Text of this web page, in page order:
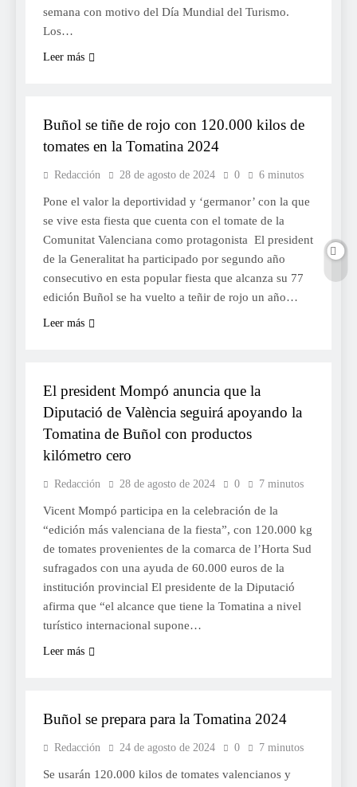
semana con motivo del Día Mundial del Turismo.
Los…
Leer más
Buñol se tiñe de rojo con 120.000 kilos de
tomates en la Tomatina 2024
Redacción 28 de agosto de 2024 0 6 minutos
Pone el valor la deportividad y ‘germanor’ con la que
se vive esta fiesta que cuenta con el tomate de la
Comunitat Valenciana como protagonista El president
de la Generalitat ha participado por segundo año
consecutivo en esta popular fiesta que alcanza su 77
edición Buñol se ha vuelto a teñir de rojo un año…
Leer más
El president Mompó anuncia que la
Diputació de València seguirá apoyando la
Tomatina de Buñol con productos
kilómetro cero
Redacción 28 de agosto de 2024 0 7 minutos
Vicent Mompó participa en la celebración de la
“edición más valenciana de la fiesta”, con 120.000 kg
de tomates provenientes de la comarca de l’Horta Sud
sufragados con una ayuda de 60.000 euros de la
institución provincial El presidente de la Diputació
afirma que “el alcance que tiene la Tomatina a nivel
turístico internacional supone…
Leer más
Buñol se prepara para la Tomatina 2024
Redacción 24 de agosto de 2024 0 7 minutos
Se usarán 120.000 kilos de tomates valencianos y